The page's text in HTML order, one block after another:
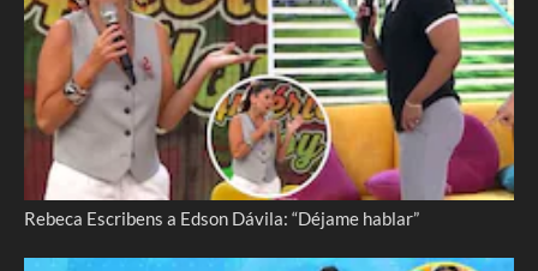
Rebeca Escribens a Edson Dávila: “Déjame hablar”